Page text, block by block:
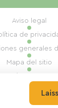
Todos los
Aviso legal
de
generales
Mapa del sitio
Mill,